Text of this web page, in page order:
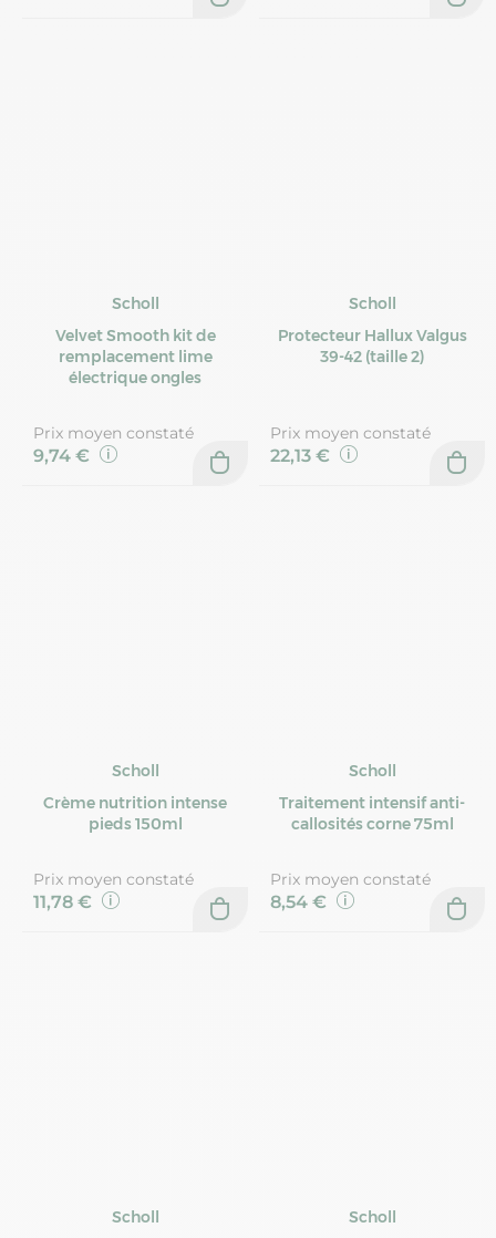
Scholl
Velvet Smooth kit de
remplacement lime
électrique ongles
Prix moyen constaté
9,74 €
Scholl
Protecteur Hallux Valgus
39-42 (taille 2)
Prix moyen constaté
22,13 €
Scholl
Crème nutrition intense
pieds 150ml
Prix moyen constaté
11,78 €
Scholl
Traitement intensif anti-
callosités corne 75ml
Prix moyen constaté
8,54 €
Scholl
Scholl